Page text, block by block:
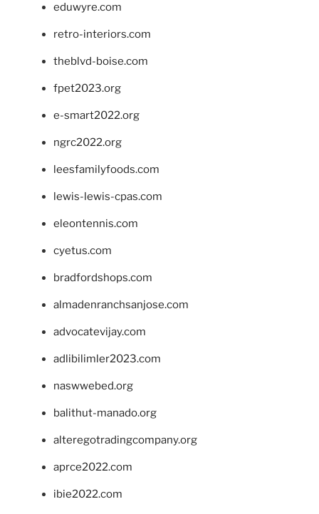
eduwyre.com
retro-interiors.com
theblvd-boise.com
fpet2023.org
e-smart2022.org
ngrc2022.org
leesfamilyfoods.com
lewis-lewis-cpas.com
eleontennis.com
cyetus.com
bradfordshops.com
almadenranchsanjose.com
advocatevijay.com
adlibilimler2023.com
naswwebed.org
balithut-manado.org
alteregotradingcompany.org
aprce2022.com
ibie2022.com